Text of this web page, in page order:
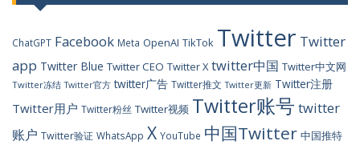
ChatGPT Facebook Meta OpenAI TikTok Twitter Twitter
app Twitter Blue Twitter CEO Twitter X twitter中国 Twitter中文网
Twitter冻结 Twitter官方 twitter广告 Twitter推文 Twitter更新 Twitter注册
Twitter用户 Twitter粉丝 Twitter视频 Twitter账号 twitter
账户 Twitter验证 WhatsApp X YouTube 中国Twitter 中国推特